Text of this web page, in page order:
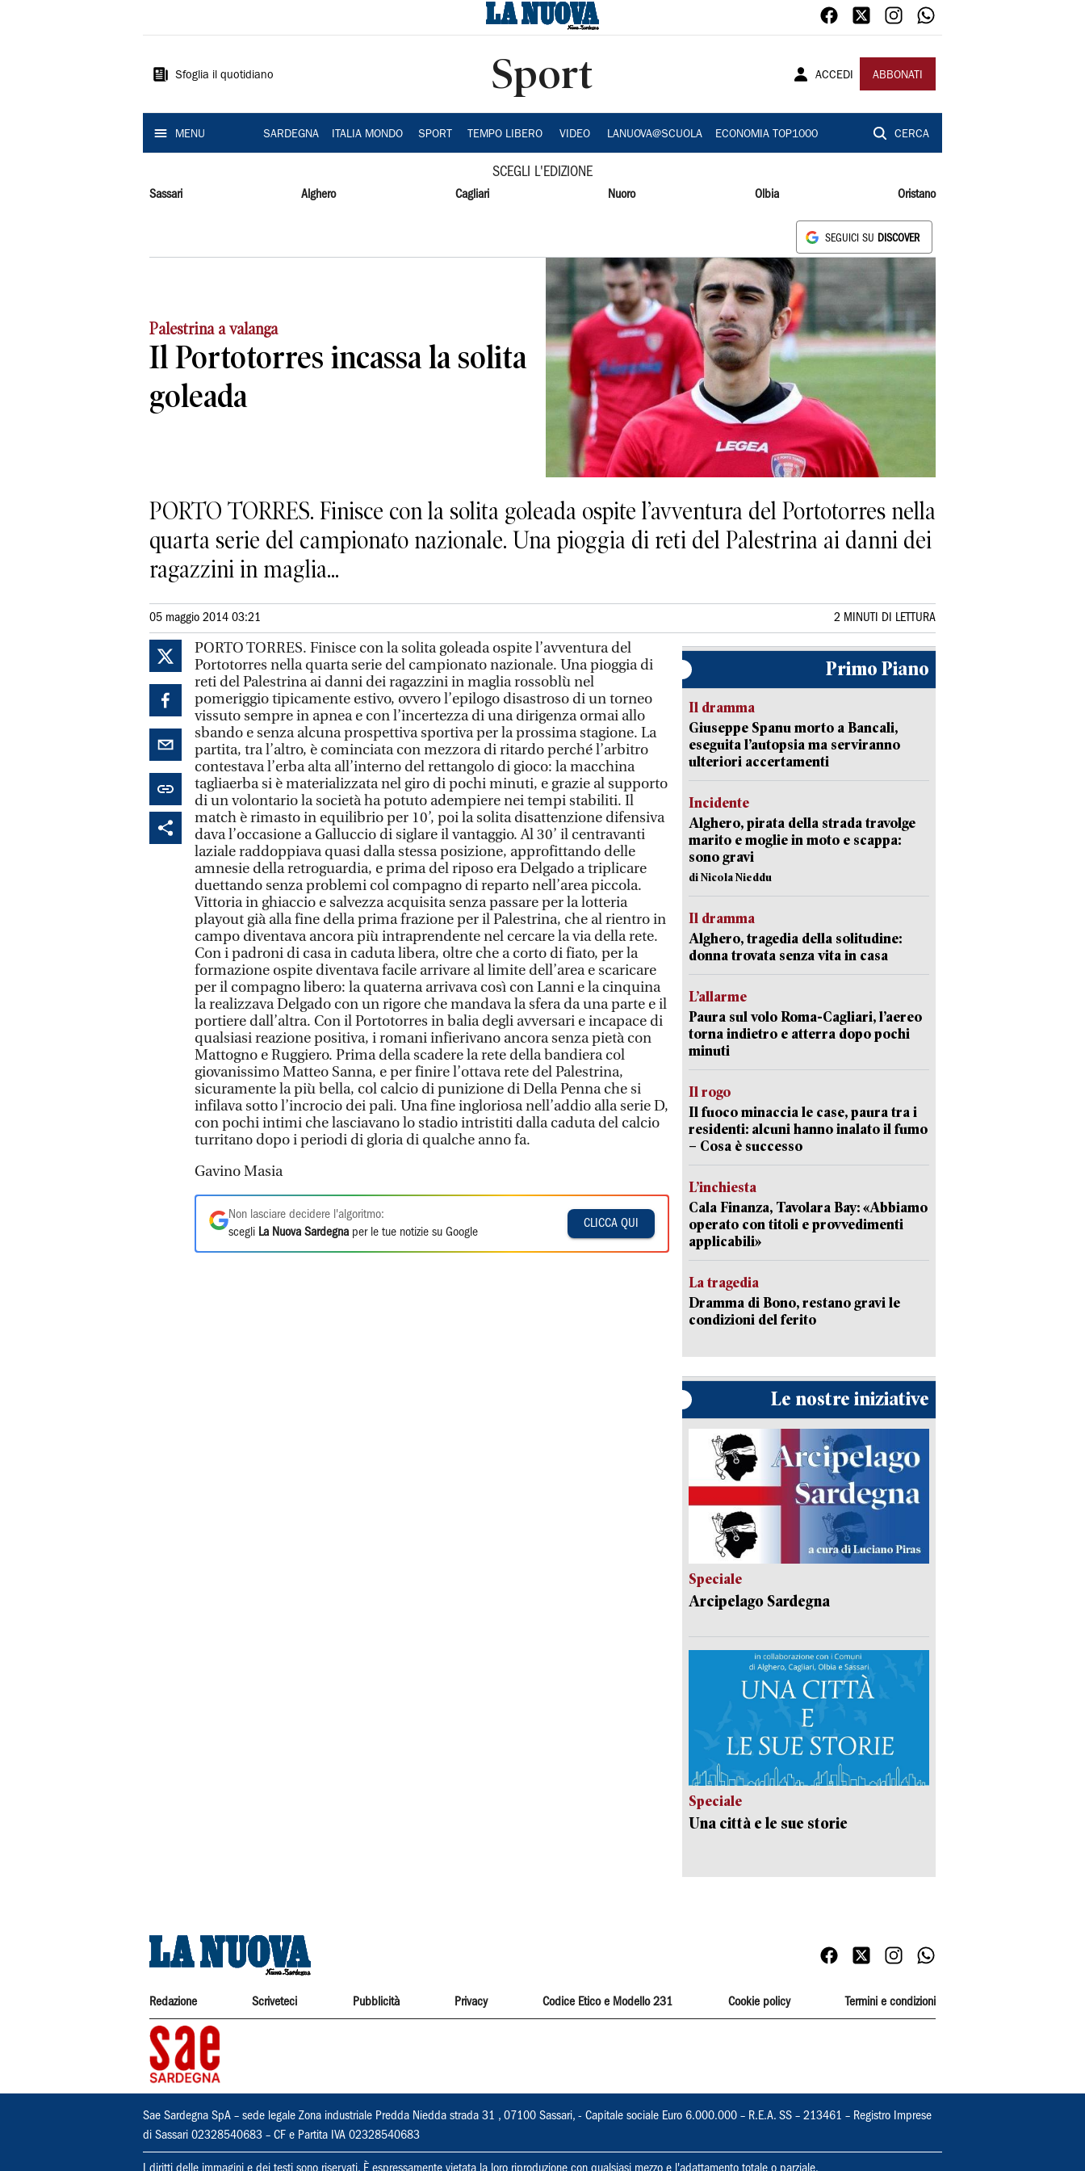
Sardegna
Sfoglia il quotidiano Sport ACCEDI ABBONATI
MENU SARDEGNA ITALIA MONDO SPORT TEMPO LIBERO VIDEO LANUOVA@SCUOLA ECONOMIA TOP1000 CERCA
SCEGLI L'EDIZIONE
Sassari Alghero Cagliari Nuoro Olbia Oristano
SEGUICI SU DISCOVER
Palestrina a valanga
Il Portotorres incassa la solita
goleada
PORTO TORRES. Finisce con la solita goleada ospite l’avventura del Portotorres nella
quarta serie del campionato nazionale. Una pioggia di reti del Palestrina ai danni dei
ragazzini in maglia...
05 maggio 2014 03:21 2 MINUTI DI LETTURA
PORTO TORRES. Finisce con la solita goleada ospite l’avventura del
Portotorres nella quarta serie del campionato nazionale. Una pioggia di
reti del Palestrina ai danni dei ragazzini in maglia rossoblù nel
pomeriggio tipicamente estivo, ovvero l’epilogo disastroso di un torneo
vissuto sempre in apnea e con l’incertezza di una dirigenza ormai allo
sbando e senza alcuna prospettiva sportiva per la prossima stagione. La
partita, tra l’altro, è cominciata con mezzora di ritardo perché l’arbitro
contestava l’erba alta all’interno del rettangolo di gioco: la macchina
tagliaerba si è materializzata nel giro di pochi minuti, e grazie al supporto
di un volontario la società ha potuto adempiere nei tempi stabiliti. Il
match è rimasto in equilibrio per 10’, poi la solita disattenzione difensiva
dava l’occasione a Galluccio di siglare il vantaggio. Al 30’ il centravanti
laziale raddoppiava quasi dalla stessa posizione, approfittando delle
amnesie della retroguardia, e prima del riposo era Delgado a triplicare
duettando senza problemi col compagno di reparto nell’area piccola.
Vittoria in ghiaccio e salvezza acquisita senza passare per la lotteria
playout già alla fine della prima frazione per il Palestrina, che al rientro in
campo diventava ancora più intraprendente nel cercare la via della rete.
Con i padroni di casa in caduta libera, oltre che a corto di fiato, per la
formazione ospite diventava facile arrivare al limite dell’area e scaricare
per il compagno libero: la quaterna arrivava così con Lanni e la cinquina
la realizzava Delgado con un rigore che mandava la sfera da una parte e il
portiere dall’altra. Con il Portotorres in balia degli avversari e incapace di
qualsiasi reazione positiva, i romani infierivano ancora senza pietà con
Mattogno e Ruggiero. Prima della scadere la rete della bandiera col
giovanissimo Matteo Sanna, e per finire l’ottava rete del Palestrina,
sicuramente la più bella, col calcio di punizione di Della Penna che si
infilava sotto l’incrocio dei pali. Una fine ingloriosa nell’addio alla serie D,
con pochi intimi che lasciavano lo stadio intristiti dalla caduta del calcio
turritano dopo i periodi di gloria di qualche anno fa.
Gavino Masia
Non lasciare decidere l'algoritmo:
scegli La Nuova Sardegna per le tue notizie su Google
CLICCA QUI
Primo Piano
Il dramma
Giuseppe Spanu morto a Bancali,
eseguita l’autopsia ma serviranno
ulteriori accertamenti
Incidente
Alghero, pirata della strada travolge
marito e moglie in moto e scappa:
sono gravi
di Nicola Nieddu
Il dramma
Alghero, tragedia della solitudine:
donna trovata senza vita in casa
L’allarme
Paura sul volo Roma-Cagliari, l’aereo
torna indietro e atterra dopo pochi
minuti
Il rogo
Il fuoco minaccia le case, paura tra i
residenti: alcuni hanno inalato il fumo
– Cosa è successo
L’inchiesta
Cala Finanza, Tavolara Bay: «Abbiamo
operato con titoli e provvedimenti
applicabili»
La tragedia
Dramma di Bono, restano gravi le
condizioni del ferito
Le nostre iniziative
Speciale
Arcipelago Sardegna
Speciale
Una città e le sue storie
Redazione Scriveteci Pubblicità Privacy Codice Etico e Modello 231 Cookie policy Termini e condizioni
Sae Sardegna SpA – sede legale Zona industriale Predda Niedda strada 31 , 07100 Sassari, - Capitale sociale Euro 6.000.000 – R.E.A. SS – 213461 – Registro Imprese
di Sassari 02328540683 – CF e Partita IVA 02328540683
I diritti delle immagini e dei testi sono riservati. È espressamente vietata la loro riproduzione con qualsiasi mezzo e l'adattamento totale o parziale.